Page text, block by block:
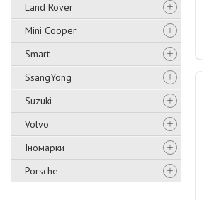
Land Rover
Mini Cooper
Smart
SsangYong
Suzuki
Volvo
Іномарки
Porsche